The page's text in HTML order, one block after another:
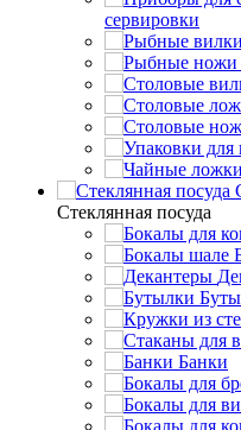
сервировки
Стеклянная посуда
Банки